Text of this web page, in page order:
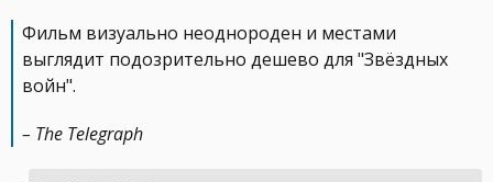
Фильм визуально неоднороден и местами
выглядит подозрительно дешево для "Звёздных
войн".
– The Telegraph